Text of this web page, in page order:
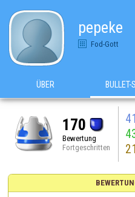
pepeke
Fod-Gott
ÜBER
170
Bewertung
Fortgeschritten